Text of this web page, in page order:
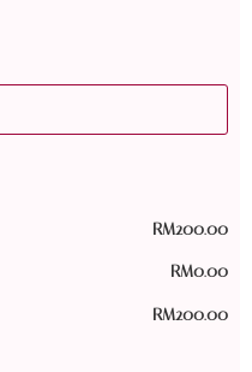
RM200.00
RM0.00
RM200.00